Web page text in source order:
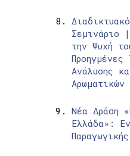
Σεμινάριο
την Ψυχή
Προηγμένες
Ανάλυσης
Αρωματικών
Νέα Δράση
Ελλάδα»: